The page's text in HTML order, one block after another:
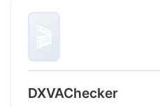
🎬
DXVAChecker